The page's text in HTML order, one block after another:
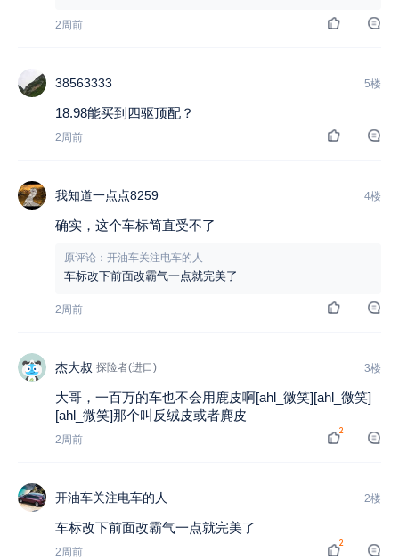
2周前
38563333 5楼
18.98能买到四驱顶配？
2周前
我知道一点点8259 4楼
确实，这个车标简直受不了
原评论：开油车关注电车的人
车标改下前面改霸气一点就完美了
2周前
杰大叔 探险者(进口) 3楼
大哥，一百万的车也不会用鹿皮啊[ahl_微笑][ahl_微笑]
[ahl_微笑]那个叫反绒皮或者麂皮
2周前
2
开油车关注电车的人 2楼
车标改下前面改霸气一点就完美了
2周前
2